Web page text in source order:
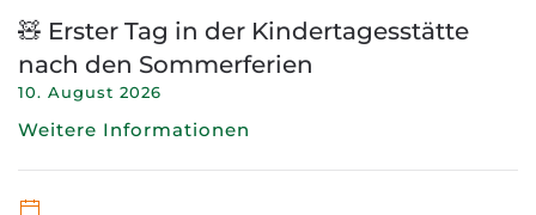
🧸 Erster Tag in der Kindertagesstätte
nach den Sommerferien
10. August 2026
Weitere Informationen